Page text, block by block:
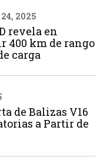
2025
revela en
400 km de rango
carga
de Balizas V16
a Partir de